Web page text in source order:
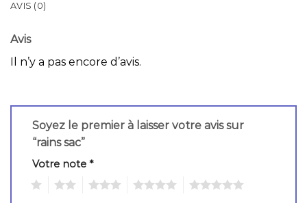
AVIS (0)
Avis
Il n’y a pas encore d’avis.
Soyez le premier à laisser votre avis sur
“rains sac”
Votre note *